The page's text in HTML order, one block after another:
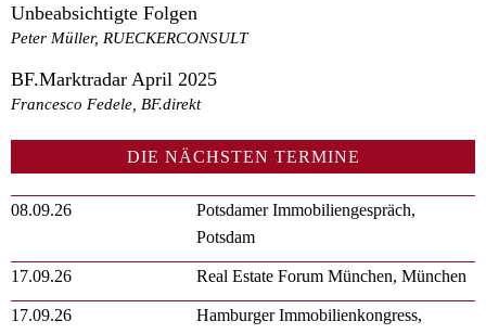
Unbeabsichtigte Folgen
Peter Müller, RUECKERCONSULT
BF.Marktradar April 2025
Francesco Fedele, BF.direkt
DIE NÄCHSTEN TERMINE
08.09.26
Potsdamer Immobiliengespräch,
Potsdam
17.09.26 Real Estate Forum München, München
17.09.26
Hamburger Immobilienkongress,